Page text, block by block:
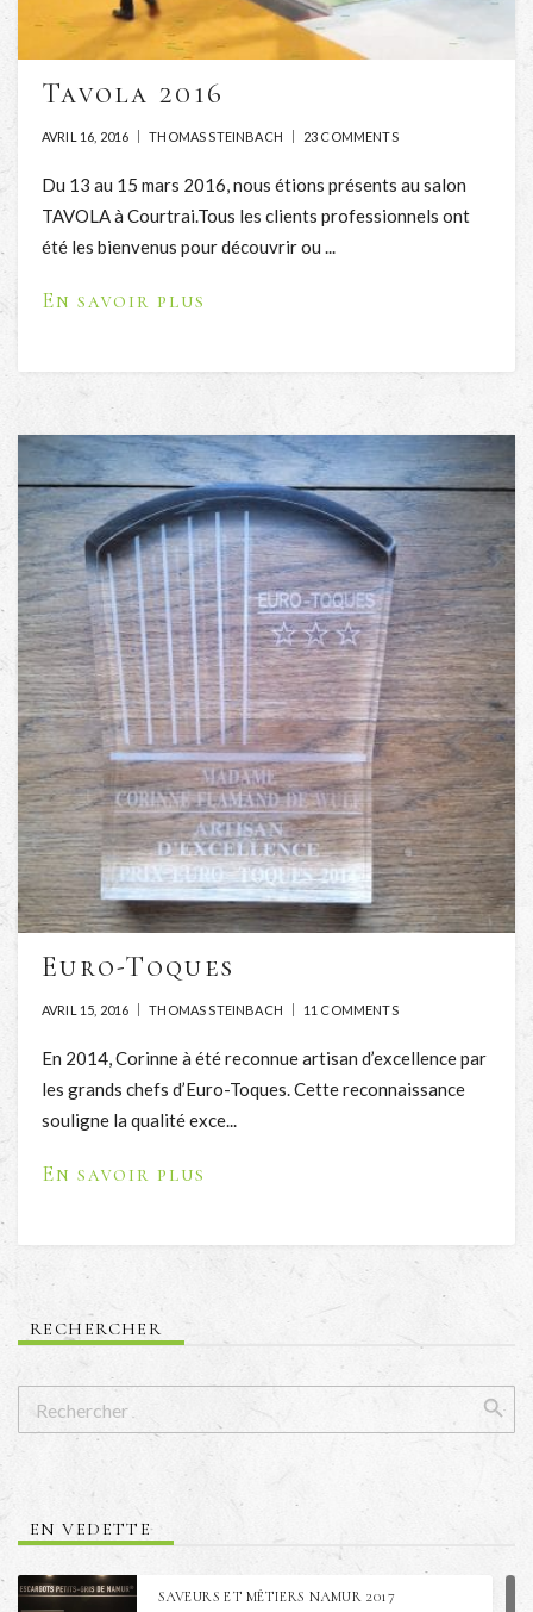
Tavola 2016
AVRIL 16, 2016 THOMAS STEINBACH 23 COMMENTS
Du 13 au 15 mars 2016, nous étions présents au salon
TAVOLA à Courtrai.Tous les clients professionnels ont
été les bienvenus pour découvrir ou ...
En savoir plus
Euro-Toques
AVRIL 15, 2016 THOMAS STEINBACH 11 COMMENTS
En 2014, Corinne à été reconnue artisan d’excellence par
les grands chefs d’Euro-Toques. Cette reconnaissance
souligne la qualité exce...
En savoir plus
RECHERCHER
EN VEDETTE
SAVEURS ET MÉTIERS NAMUR 2017